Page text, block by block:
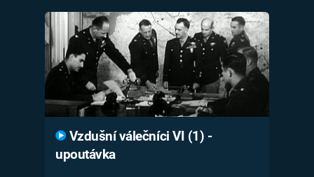
Časopis
Sledujte prima+
Přihlášení
Sledujte nás Vzdušní válečníci VI (1) -
upoutávka